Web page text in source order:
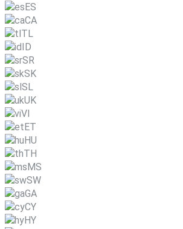
ES
CA
TL
ID
SR
SK
SL
UK
VI
ET
HU
TH
MS
SW
GA
CY
HY